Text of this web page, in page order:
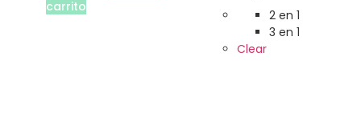
carrito
2 en 1
3 en 1
Clear